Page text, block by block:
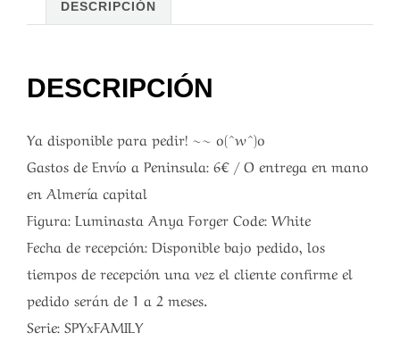
DESCRIPCIÓN
DESCRIPCIÓN
Ya disponible para pedir! ~~ o(^w^)o
Gastos de Envío a Peninsula: 6€ / O entrega en mano
en Almería capital
Figura: Luminasta Anya Forger Code: White
Fecha de recepción: Disponible bajo pedido, los
tiempos de recepción una vez el cliente confirme el
pedido serán de 1 a 2 meses.
Serie: SPYxFAMILY